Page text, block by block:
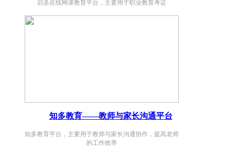
感差
立
即
启圣在线网课教育平台，主要用于职业教育考证
知多教育——教师与家长沟通平台
知多教育平台，主要用于教师与家长沟通协作，提高老师
的工作效率